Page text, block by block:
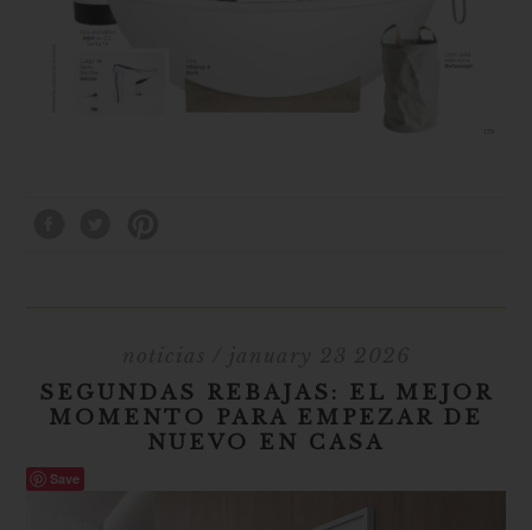
SEGUNDAS REBAJAS: EL MEJOR
MOMENTO PARA EMPEZAR DE
NUEVO EN CASA
Save